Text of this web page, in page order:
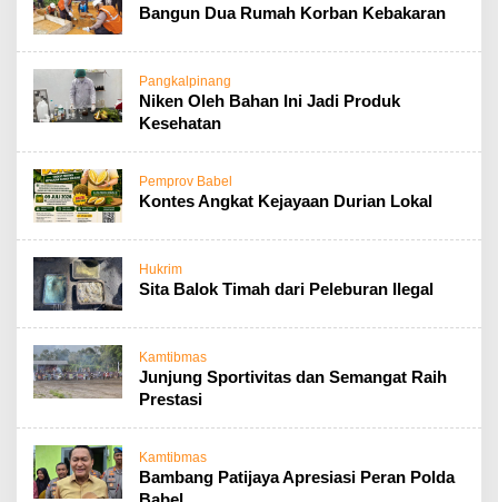
Bangun Dua Rumah Korban Kebakaran
Pangkalpinang
Niken Oleh Bahan Ini Jadi Produk
Kesehatan
Pemprov Babel
Kontes Angkat Kejayaan Durian Lokal
Hukrim
Sita Balok Timah dari Peleburan Ilegal
Kamtibmas
Junjung Sportivitas dan Semangat Raih
Prestasi
Kamtibmas
Bambang Patijaya Apresiasi Peran Polda